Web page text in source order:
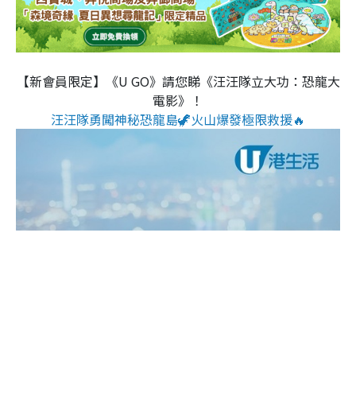
【新會員限定】《U GO》請您睇《汪汪隊立大功：恐龍大
電影》！
汪汪隊勇闖神秘恐龍島🦖火山爆發極限救援🔥